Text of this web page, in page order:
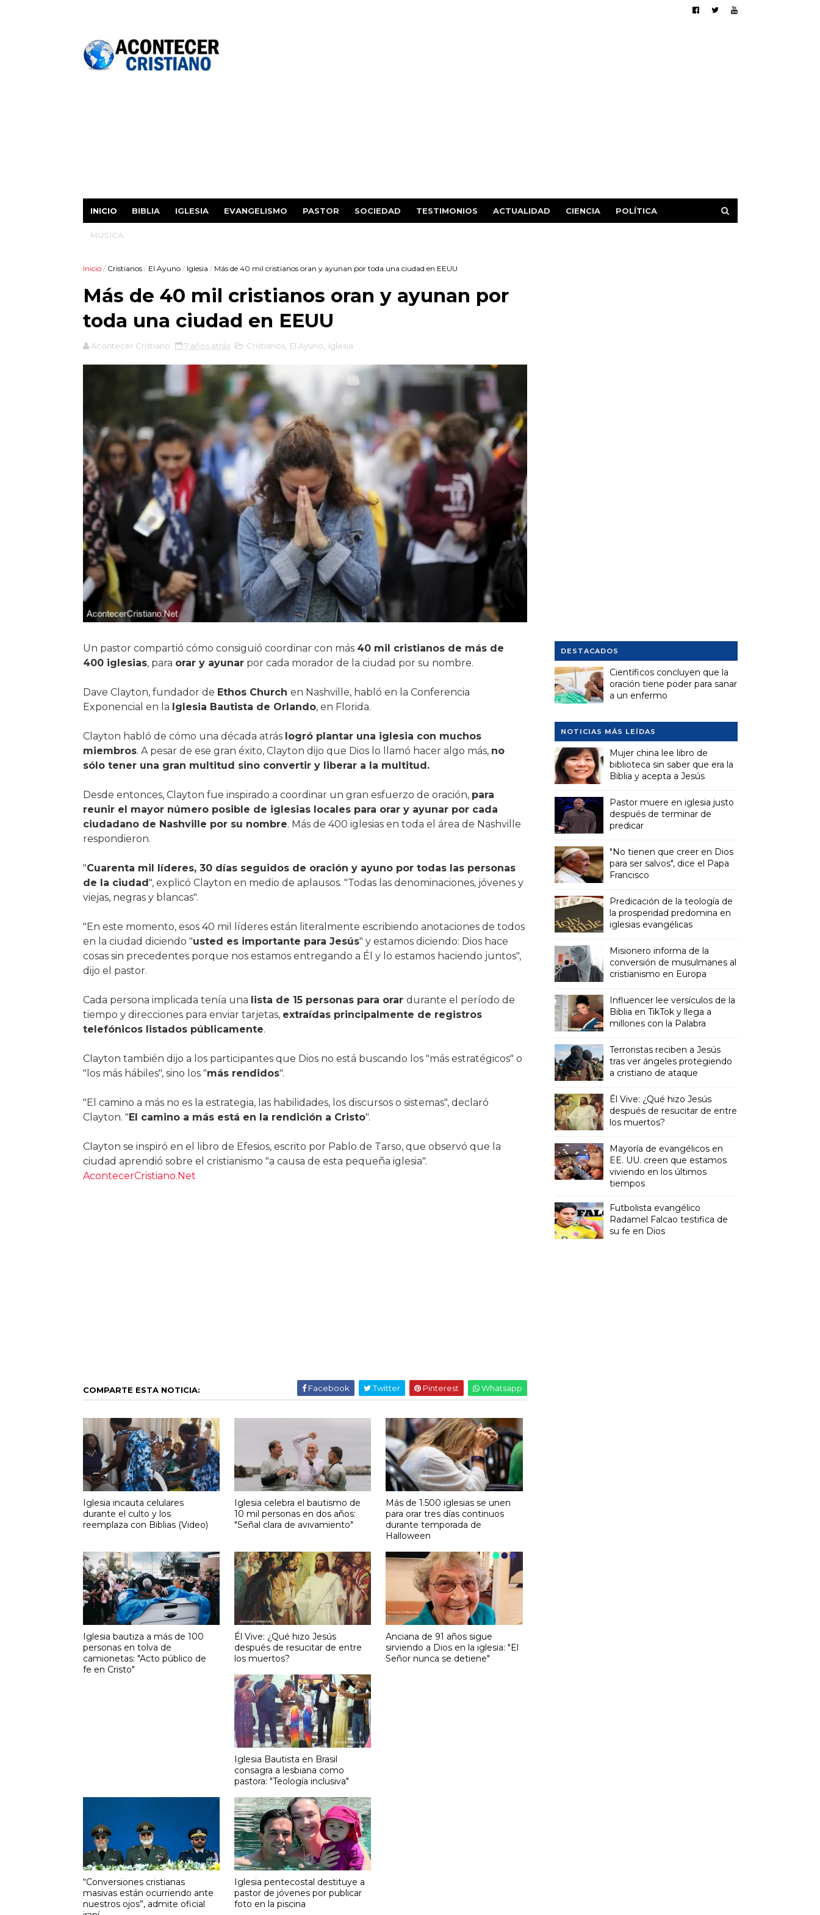
INICIO BIBLIA IGLESIA EVANGELISMO PASTOR SOCIEDAD TESTIMONIOS ACTUALIDAD CIENCIA POLÍTICA
MÚSICA
Inicio / Cristianos / El Ayuno / Iglesia / Más de 40 mil cristianos oran y ayunan por toda una ciudad en EEUU
Más de 40 mil cristianos oran y ayunan por
toda una ciudad en EEUU
Acontecer Cristiano 7 años atrás Cristianos, El Ayuno Iglesia
Un pastor compartió cómo consiguió coordinar con más 40 mil cristianos de más de
400 iglesias, para orar y ayunarpor cada morador de la ciudad por su nombre.
Dave Clayton, fundador de Ethos Church en Nashville, habló en la Conferencia
Exponencial en la Iglesia Bautista de Orlando, en Florida.
Clayton habló de cómo una década atrás logró plantar una iglesia con muchos
miembros. A pesar de ese gran éxito, Clayton dijo que Dios lo llamó hacer algo más, no
sólo tener una gran multitud sino convertir y liberar a la multitud.
Desde entonces, Clayton fue inspirado a coordinar un gran esfuerzo de oración, para
reunir el mayor número posible de iglesias locales para orar y ayunar por cada
ciudadano de Nashville por su nombre. Más de 400 iglesias en toda el área de Nashville
respondieron.
"Cuarenta mil líderes, 30 días seguidos de oración y ayuno por todas las personas
de la ciudad", explicó Clayton en medio de aplausos. "Todas las denominaciones, jóvenes y
viejas, negras y blancas".
"En este momento, esos 40 mil líderes están literalmente escribiendo anotaciones de todos
en la ciudad diciendo "usted es importante para Jesús" y estamos diciendo: Dios hace
cosas sin precedentes porque nos estamos entregando a Él y lo estamos haciendo juntos",
dijo el pastor.
Cada persona implicada tenía una lista de 15 personas para orar durante el período de
tiempo y direcciones para enviar tarjetas, extraídas principalmente de registros
telefónicos listados públicamente.
Clayton también dijo a los participantes que Dios no está buscando los "más estratégicos" o
"los más hábiles", sino los "más rendidos".
"El camino a más no es la estrategia, las habilidades, los discursos o sistemas", declaró
Clayton. "El camino a más está en la rendición a Cristo".
Clayton se inspiró en el libro de Efesios, escrito por Pablo de Tarso, que observó que la
ciudad aprendió sobre el cristianismo "a causa de esta pequeña iglesia".
AcontecerCristiano.Net
COMPARTE ESTA NOTICIA: Facebook Twitter Pinterest Whatsapp
Iglesia incauta celulares
durante el culto y los
reemplaza con Biblias (Video)
Iglesia celebra el bautismo de
10 mil personas en dos años:
"Señal clara de avivamiento"
Más de 1.500 iglesias se unen
para orar tres días continuos
durante temporada de
Halloween
Iglesia bautiza a más de 100
personas en tolva de
camionetas: "Acto público de
fe en Cristo"
Él Vive: ¿Qué hizo Jesús
después de resucitar de entre
los muertos?
Anciana de 91 años sigue
sirviendo a Dios en la iglesia: "El
Señor nunca se detiene"
Iglesia Bautista en Brasil
consagra a lesbiana como
pastora: "Teología inclusiva"
“Conversiones cristianas
masivas están ocurriendo ante
nuestros ojos”, admite oficial
Iglesia pentecostal destituye a
pastor de jóvenes por publicar
foto en la piscina
DESTACADOS
Científicos concluyen que la
oración tiene poder para sanar
a un enfermo
NOTICIAS MÁS LEÍDAS
Mujer china lee libro de
biblioteca sin saber que era la
Biblia y acepta a Jesús
Pastor muere en iglesia justo
después de terminar de
predicar
"No tienen que creer en Dios
para ser salvos", dice el Papa
Francisco
Predicación de la teología de
la prosperidad predomina en
iglesias evangélicas
Misionero informa de la
conversión de musulmanes al
cristianismo en Europa
Influencer lee versículos de la
Biblia en TikTok y llega a
millones con la Palabra
Terroristas reciben a Jesús
tras ver ángeles protegiendo
a cristiano de ataque
Él Vive: ¿Qué hizo Jesús
después de resucitar de entre
los muertos?
Mayoría de evangélicos en
EE. UU. creen que estamos
viviendo en los últimos
tiempos
Futbolista evangélico
Radamel Falcao testifica de
su fe en Dios